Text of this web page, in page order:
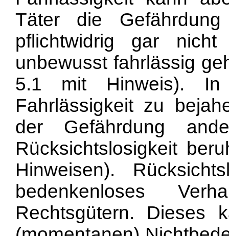
Täter die Gefährdung
pflichtwidrig gar
unbewusst fahrlässig
5.1 mit Hinweis).
Fahrlässigkeit zu
der Gefährdung
Rücksichtslosigkeit
Hinweisen).
bedenkenloses
Rechtsgütern. Dieses